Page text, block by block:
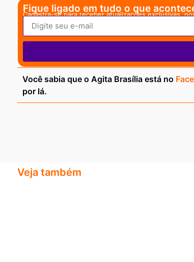
Fique ligado em tudo o que
Cadastra-se para receber atualizações exclusivas,
Você sabia que o Agita Brasília está no
por lá.
Veja também